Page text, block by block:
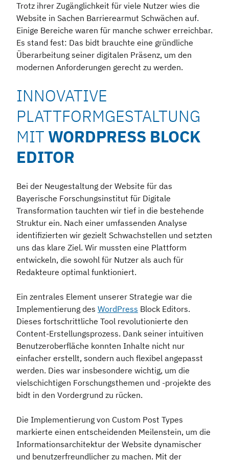
Trotz ihrer Zugänglichkeit für viele Nutzer wies die
Website in Sachen Barrierearmut Schwächen auf.
Einige Bereiche waren für manche schwer erreichbar.
Es stand fest: Das bidt brauchte eine gründliche
Überarbeitung seiner digitalen Präsenz, um den
modernen Anforderungen gerecht zu werden.
INNOVATIVE
PLATTFORMGESTALTUNG
MIT WORDPRESS BLOCK
EDITOR
Bei der Neugestaltung der Website für das
Bayerische Forschungsinstitut für Digitale
Transformation tauchten wir tief in die bestehende
Struktur ein. Nach einer umfassenden Analyse
identifizierten wir gezielt Schwachstellen und setzten
uns das klare Ziel. Wir mussten eine Plattform
entwickeln, die sowohl für Nutzer als auch für
Redakteure optimal funktioniert.
Ein zentrales Element unserer Strategie war die
Implementierung des WordPress Block Editors.
Dieses fortschrittliche Tool revolutionierte den
Content-Erstellungsprozess. Dank seiner intuitiven
Benutzeroberfläche konnten Inhalte nicht nur
einfacher erstellt, sondern auch flexibel angepasst
werden. Dies war insbesondere wichtig, um die
vielschichtigen Forschungsthemen und -projekte des
bidt in den Vordergrund zu rücken.
Die Implementierung von Custom Post Types
markierte einen entscheidenden Meilenstein, um die
Informationsarchitektur der Website dynamischer
und benutzerfreundlicher zu machen. Mit der